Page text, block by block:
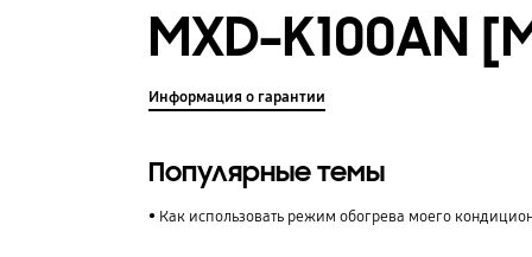
MXD-K100AN
Информация о гарантии
Популярные темы
Как использовать режим обогрева моего